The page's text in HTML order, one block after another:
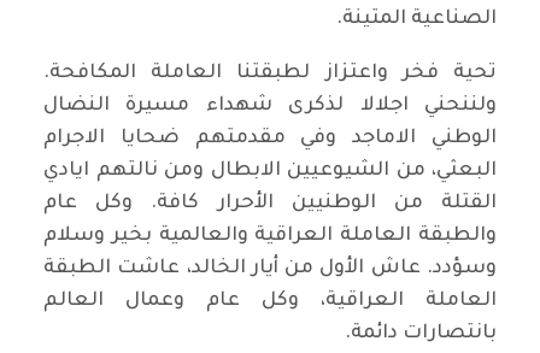
الصناعية المتينة.
تحية فخر واعتزاز لطبقتنا العاملة المكافحة.
ولننحني اجلالا لذكرى شهداء مسيرة النضال
الوطني الاماجد وفي مقدمتهم ضحايا الاجرام
البعثي، من الشيوعيين الابطال ومن نالتهم ايادي
القتلة من الوطنيين الأحرار كافة. وكل عام
والطبقة العاملة العراقية والعالمية بخير وسلام
وسؤدد. عاش الأول من أيار الخالد، عاشت الطبقة
العاملة العراقية، وكل عام وعمال العالم
بانتصارات دائمة.